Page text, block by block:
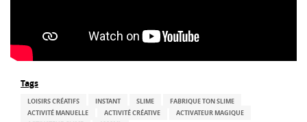
Tags
LOISIRS CRÉATIFS INSTANT SLIME
FABRIQUE TON SLIME
ACTIVITÉ MANUELLE
ACTIVITÉ CRÉATIVE
ACTIVATEUR MAGIQUE